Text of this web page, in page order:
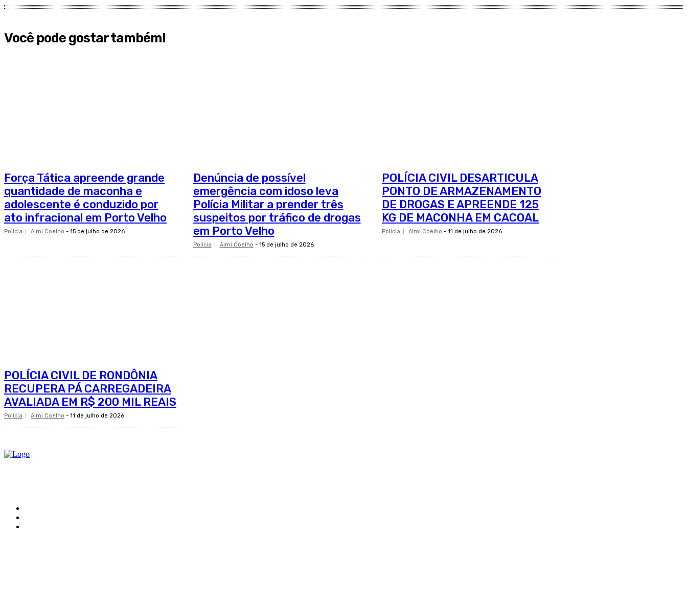
Você pode gostar também!
Força Tática apreende grande
quantidade de maconha e
adolescente é conduzido por
ato infracional em Porto Velho
Policia Almi Coelho - 15 de julho de 2026
Denúncia de possível
emergência com idoso leva
Polícia Militar a prender três
suspeitos por tráfico de drogas
em Porto Velho
Policia Almi Coelho - 15 de julho de 2026
POLÍCIA CIVIL DESARTICULA
PONTO DE ARMAZENAMENTO
DE DROGAS E APREENDE 125
KG DE MACONHA EM CACOAL
Policia Almi Coelho - 11 de julho de 2026
POLÍCIA CIVIL DE RONDÔNIA
RECUPERA PÁ CARREGADEIRA
AVALIADA EM R$ 200 MIL REAIS
Policia Almi Coelho - 11 de julho de 2026